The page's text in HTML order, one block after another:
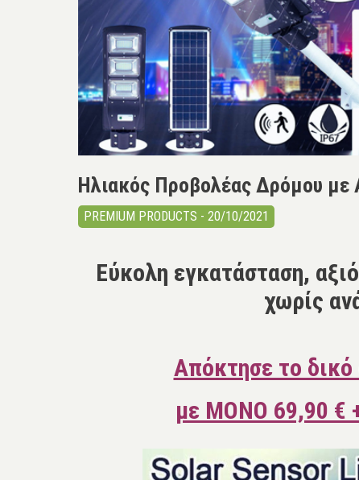
Ηλιακός Προβολέας Δρόμου με
PREMIUM PRODUCTS - 20/10/2021
Εύκολη εγκατάσταση,
χωρίς
Απόκτησε το
με ΜΟΝΟ 69,90 €